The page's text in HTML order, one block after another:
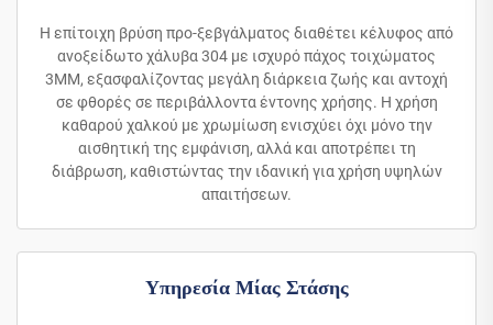
Η επίτοιχη βρύση προ-ξεβγάλματος διαθέτει κέλυφος από
ανοξείδωτο χάλυβα 304 με ισχυρό πάχος τοιχώματος
3MM, εξασφαλίζοντας μεγάλη διάρκεια ζωής και αντοχή
σε φθορές σε περιβάλλοντα έντονης χρήσης. Η χρήση
καθαρού χαλκού με χρωμίωση ενισχύει όχι μόνο την
αισθητική της εμφάνιση, αλλά και αποτρέπει τη
διάβρωση, καθιστώντας την ιδανική για χρήση υψηλών
απαιτήσεων.
Υπηρεσία Μίας Στάσης